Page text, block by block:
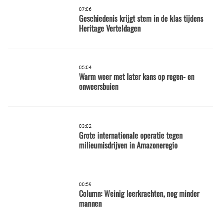
07:06
Geschiedenis krijgt stem in de klas tijdens
Heritage Verteldagen
05:04
Warm weer met later kans op regen- en
onweersbuien
03:02
Grote internationale operatie tegen
milieumisdrijven in Amazoneregio
00:59
Column: Weinig leerkrachten, nog minder
mannen